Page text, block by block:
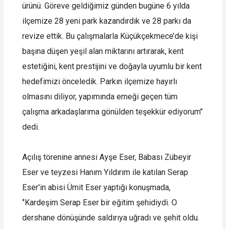
ürünü. Göreve geldiğimiz günden bugüne 6 yılda
ilçemize 28 yeni park kazandırdık ve 28 parkı da
revize ettik. Bu çalışmalarla Küçükçekmece’de kişi
başına düşen yeşil alan miktarını artırarak, kent
estetiğini, kent prestijini ve doğayla uyumlu bir kent
hedefimizi önceledik. Parkın ilçemize hayırlı
olmasını diliyor, yapımında emeği geçen tüm
çalışma arkadaşlarıma gönülden teşekkür ediyorum’’
dedi.
Açılış törenine annesi Ayşe Eser, Babası Zübeyir
Eser ve teyzesi Hanım Yıldırım ile katılan Serap
Eser'in abisi Ümit Eser yaptığı konuşmada,
‘’Kardeşim Serap Eser bir eğitim şehidiydi. O
dershane dönüşünde saldırıya uğradı ve şehit oldu.